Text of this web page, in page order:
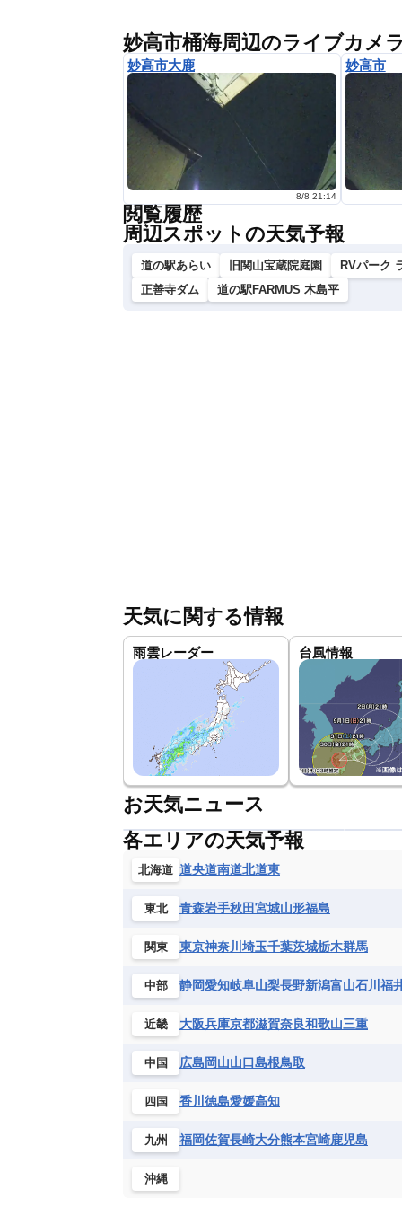
妙高市桶海周辺のライブカメ
妙高市大鹿
8/8 21:14
妙高市
閲覧履歴
周辺スポットの天気予報
道の駅あらい 旧関山宝蔵院庭園
RVパーク
正善寺ダム
道の駅FARMUS 木島平
天気に関する情報
雨雲レーダー 台風情報
お天気ニュース
各エリアの天気予報
北海道 道央道南道北道東
東北 青森岩手秋田宮城山形福島
関東 東京神奈川 埼玉千葉茨城栃木群馬
中部 静岡愛知岐阜山梨長野新潟富山石川 福
近畿 大阪兵庫京都滋賀奈良和歌山三重
中国 広島岡山山口島根鳥取
四国 香川 徳島愛媛高知
九州 福岡佐賀長崎大分熊本宮崎鹿児島
沖縄